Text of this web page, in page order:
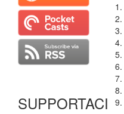
SUPPORTACI